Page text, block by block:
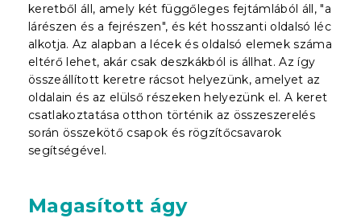
keretből áll, amely két függőleges fejtámlából áll, "a
lárészen és a fejrészen", és két hosszanti oldalsó léc
alkotja. Az alapban a lécek és oldalsó elemek száma
eltérő lehet, akár csak deszkákból is állhat. Az így
összeállított keretre rácsot helyezünk, amelyet az
oldalain és az elülső részeken helyezünk el. A keret
csatlakoztatása otthon történik az összeszerelés
során összekötő csapok és rögzítőcsavarok
segítségével.
Magasított ágy